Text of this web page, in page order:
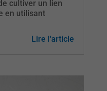
cultiver un lien
en utilisant
Lire l'article